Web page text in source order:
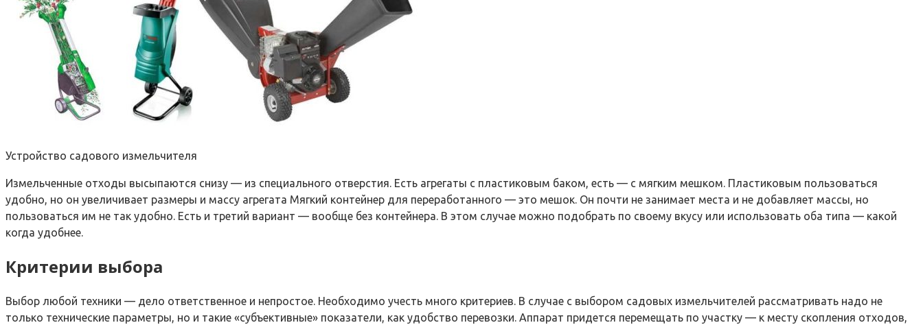
Устройство садового измельчителя
Измельченные отходы высыпаются снизу — из специального отверстия. Есть агрегаты с пластиковым баком, есть — с мягким мешком. Пластиковым пользоваться
удобно, но он увеличивает размеры и массу агрегата Мягкий контейнер для переработанного — это мешок. Он почти не занимает места и не добавляет массы, но
пользоваться им не так удобно. Есть и третий вариант — вообще без контейнера. В этом случае можно подобрать по своему вкусу или использовать оба типа — какой
когда удобнее.
Критерии выбора
Выбор любой техники — дело ответственное и непростое. Необходимо учесть много критериев. В случае с выбором садовых измельчителей рассматривать надо не
только технические параметры, но и такие «субъективные» показатели, как удобство перевозки. Аппарат придется перемещать по участку — к месту скопления отходов,